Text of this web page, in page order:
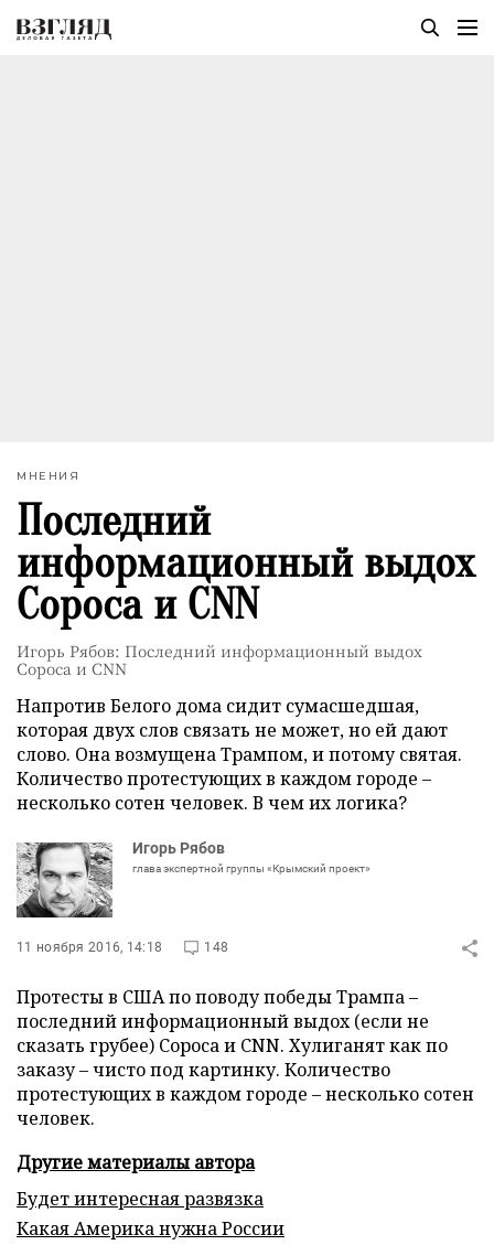
МНЕНИЯ
Последний
информационный выдох
Сороса и CNN
Игорь Рябов: Последний информационный выдох
Сороса и CNN
Напротив Белого дома сидит сумасшедшая,
которая двух слов связать не может, но ей дают
слово. Она возмущена Трампом, и потому святая.
Количество протестующих в каждом городе –
несколько сотен человек. В чем их логика?
Игорь Рябов
глава экспертной группы «Крымский проект»
11 ноября 2016, 14:18 148
Протесты в США по поводу победы Трампа –
последний информационный выдох (если не
сказать грубее) Сороса и CNN. Хулиганят как по
заказу – чисто под картинку. Количество
протестующих в каждом городе – несколько сотен
человек.
Другие материалы автора
Будет интересная развязка
Какая Америка нужна России